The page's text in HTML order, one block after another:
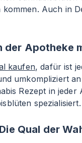
Auch in
der Apotheke
kaufen, dafür ist
umkompliziert
Rezept in
spezialisiert.
Qual der